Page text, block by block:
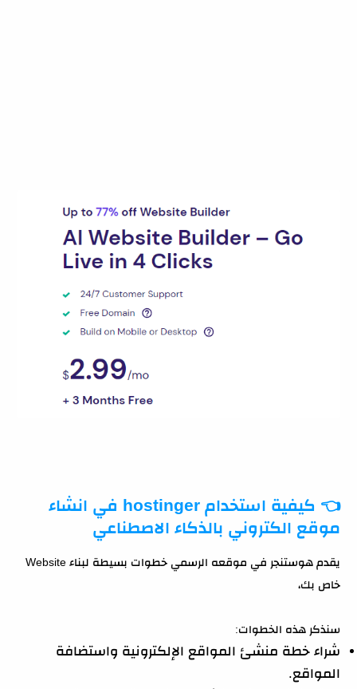
👈
كيفية استخدام hostinger في انشاء
موقع الكتروني بالذكاء الاصطناعي
يقدم هوستنجر في موقعه الرسمي خطوات بسيطة لبناء Website
خاص بك،
سنذكر هذه الخطوات:
شراء خطة منشئ المواقع الإلكترونية واستضافة
المواقع.